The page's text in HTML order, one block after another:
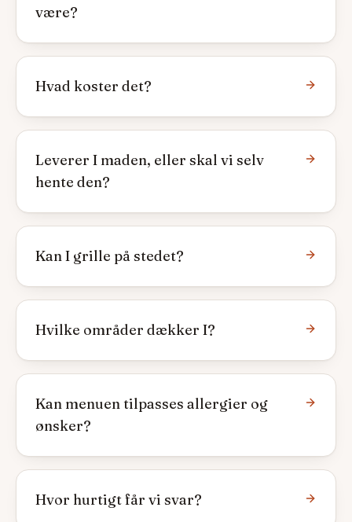
være?
Hvad koster det?
Leverer I maden, eller skal vi selv
hente den?
Kan I grille på stedet?
Hvilke områder dækker I?
Kan menuen tilpasses allergier og
ønsker?
Hvor hurtigt får vi svar?